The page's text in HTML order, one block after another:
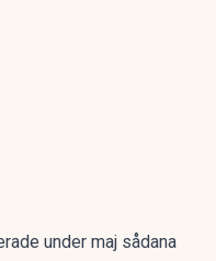
under maj sådana